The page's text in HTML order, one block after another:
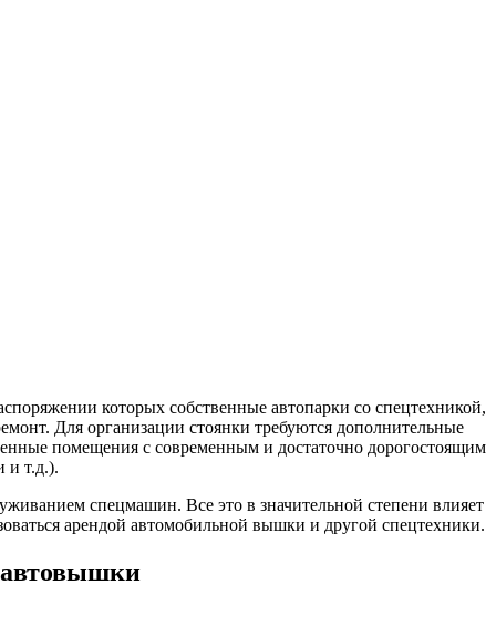
которых собственные автопарки со спецтехникой,
Для организации стоянки требуются дополнительные
помещения с современным и достаточно дорогостоящим
и т.д.).
спецмашин. Все это в значительной степени влияет
арендой автомобильной вышки и другой спецтехники.